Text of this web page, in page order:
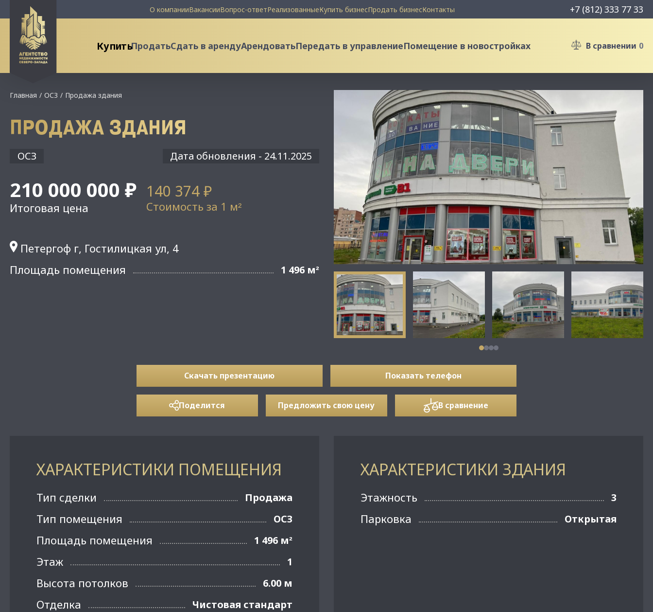
О компанииВакансииВопрос-ответРеализованныеКупить бизнесПродать бизнесКонтакты +7 (812) 333 77 33
КупитьПродатьСдать в арендуАрендоватьПередать в управлениеПомещение в новостройках В сравнении 0
Главная ОСЗ Продажа здания
ПРОДАЖА ЗДАНИЯ
ОСЗ Дата обновления - 24.11.2025
210 000 000 ₽
Итоговая цена
140 374 ₽
Стоимость за 1 м²
Петергоф г, Гостилицкая ул, 4
Площадь помещения
1 496 м²
Скачать презентацию Показать телефон
Поделится Предложить свою цену В сравнение
ХАРАКТЕРИСТИКИ ПОМЕЩЕНИЯ
Тип сделки Продажа
Тип помещения ОСЗ
Площадь помещения 1 496 м²
Этаж 1
Высота потолков 6.00 м
Отделка Чистовая стандарт
ХАРАКТЕРИСТИКИ ЗДАНИЯ
Этажность 3
Парковка Открытая